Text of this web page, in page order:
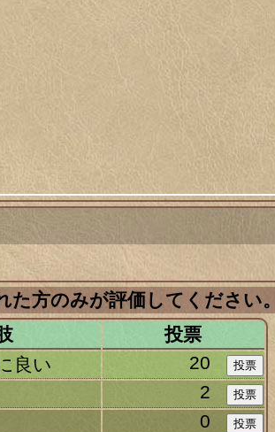
た方のみが評価してください
投票
良い
20
2
0